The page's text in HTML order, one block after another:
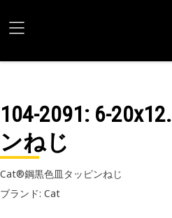
104-2091: 6-
ンねじ
Cat®鋼黒色皿タッピンねじ
ブランド: Cat